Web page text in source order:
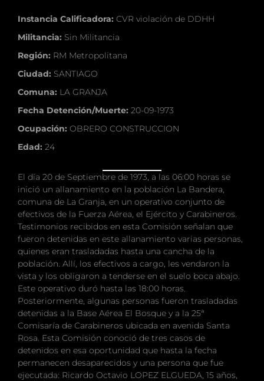
Instancia Calificadora: CVR violación de DDHH
Militancia: Sin Militancia
Región: RM Metropolitana
Ciudad: SANTIAGO
Comuna: LA GRANJA
Fecha Detención/Muerte: 20-09-1973
Ocupación: OBRERO CONSTRUCCION
Edad: 24
El día 20 de Septiembre de 1973, a las 06:00 horas se
inició un allanamiento en la población La Bandera,
comuna de La Granja, en un operativo conjunto de
efectivos de la Fuerza Aérea, el Ejército y Carabineros.
Testimonios recibidos en esta Comisión señalan que
fueron detenidas en este allanamiento varias personas,
quienes eran trasladadas hasta una cancha de la
población. Allí, los efectivos a cargo, les vendaron la
vista y los obligaron a tenderse en el suelo boca abajo.
Este operativo duró hasta las 18:00 horas.
Posteriormente, algunas personas fueron trasladadas
detenidas a la Base Aérea El Bosque y a la 25ª
Comisaría de Carabineros ubicada en avenida Santa
Rosa. Esta Comisión conoció de tres casos de
detenidos en esa oportunidad que hasta la fecha
permanecen desaparecidos y una persona que fue
ejecutada: Ricardo Octavio LOPEZ ELGUEDA, 15 años,